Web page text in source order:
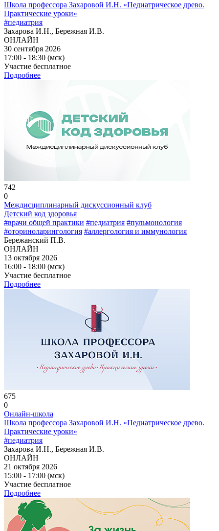
Школа профессора Захаровой И.Н. «Педиатрическое древо.
Практические уроки»
#педиатрия
Захарова И.Н., Бережная И.В.
ОНЛАЙН
30 сентября 2026
17:00 - 18:30 (мск)
Участие бесплатное
Подробнее
742
0
Междисциплинарный дискуссионный клуб
Детский код здоровья
#врачи общей практики #педиатрия #пульмонология
#оториноларингология #аллергология и иммунология
Бережанский П.В.
ОНЛАЙН
13 октября 2026
16:00 - 18:00 (мск)
Участие бесплатное
Подробнее
675
0
Онлайн-школа
Школа профессора Захаровой И.Н. «Педиатрическое древо.
Практические уроки»
#педиатрия
Захарова И.Н., Бережная И.В.
ОНЛАЙН
21 октября 2026
15:00 - 17:00 (мск)
Участие бесплатное
Подробнее